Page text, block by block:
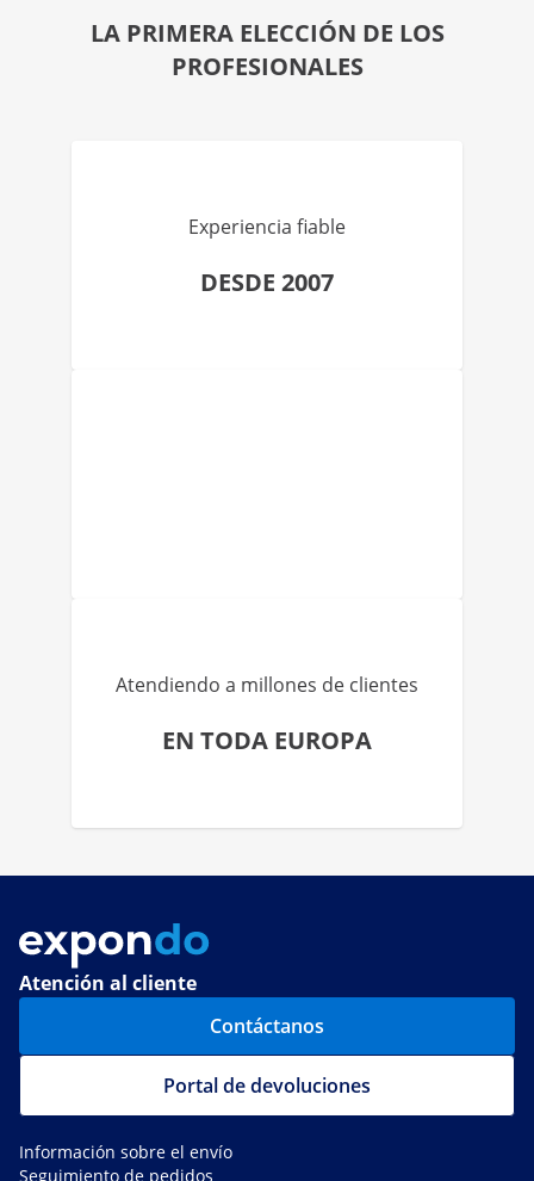
LA PRIMERA ELECCIÓN DE LOS
PROFESIONALES
Experiencia fiable
DESDE 2007
Atendiendo a millones de clientes
EN TODA EUROPA
Atención al cliente
Contáctanos
Portal de devoluciones
Información sobre el envío
Seguimiento de pedidos